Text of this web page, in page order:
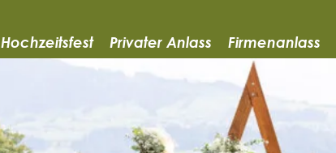
Hochzeitsfest Privater Anlass Firmenanlass